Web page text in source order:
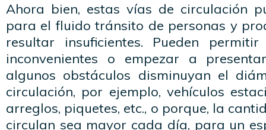
Ahora bien, estas vías de circulación
para el fluido tránsito de personas y
resultar insuficientes. Pueden
inconvenientes o empezar a
algunos obstáculos disminuyan el
circulación, por ejemplo, vehículos
arreglos, piquetes, etc., o porque, la
circulan sea mayor cada día, para un